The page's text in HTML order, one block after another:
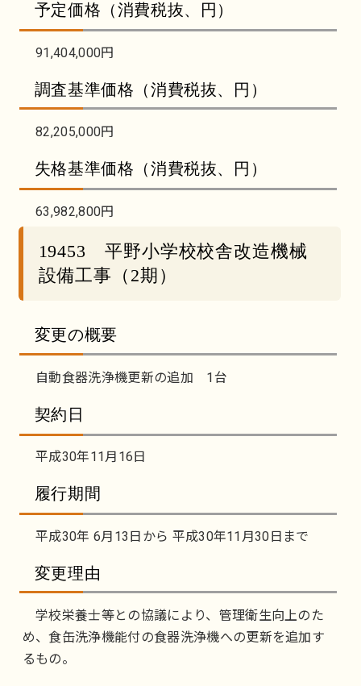
予定価格（消費税抜、円）
91,404,000円
調査基準価格（消費税抜、円）
82,205,000円
失格基準価格（消費税抜、円）
63,982,800円
19453 平野小学校校舎改造機械
設備工事（2期）
変更の概要
自動食器洗浄機更新の追加 1台
契約日
平成30年11月16日
履行期間
平成30年 6月13日から 平成30年11月30日まで
変更理由
学校栄養士等との協議により、管理衛生向上のた
め、食缶洗浄機能付の食器洗浄機への更新を追加す
るもの。